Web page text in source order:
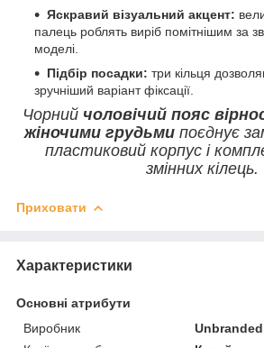
Яскравий візуальний акцент:
палець роблять виріб помітнішим за
моделі.
Підбір посадки: три кільця
зручніший варіант фіксації.
Чорний чоловічий пояс
жіночими грудьмипоєднує
пластиковий корпус і
змінних кілець.
Приховати
Характеристики
Основні атрибути
Виробник
Unbranded